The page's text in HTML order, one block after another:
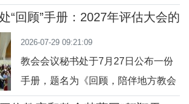
与机遇之地，却也可能变成冷漠与隔
我们新的眼光
外，一尊童贞圣母玛利亚态像也遭人
信友为此破坏行为祈祷、宽恕和守
斋。公告中还表示，事发地方已完成
清理，再次适合敬礼使用。波斯尼亚
“回顾”手册：2027年评估大会的
2026-07-29 09:21:09
教会会议秘书处于7月27日公布一份
手册，题名为《回顾，陪伴地方教会
准备评估会议》，旨在伴随天主教拉